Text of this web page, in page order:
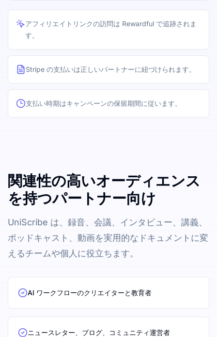
アフィリエイトリンクの訪問は Rewardful で追跡されま
す。
Stripe の支払いは正しいパートナーに紐づけられます。
支払い時期はキャンペーンの保留期間に従います。
関連性の高いオーディエンス
を持つパートナー向け
UniScribe は、録音、会議、インタビュー、講義、
ポッドキャスト、動画を実用的なドキュメントに変
えるチームや個人に役立ちます。
AI ワークフローのクリエイターと教育者
ニュースレター、ブログ、コミュニティ運営者